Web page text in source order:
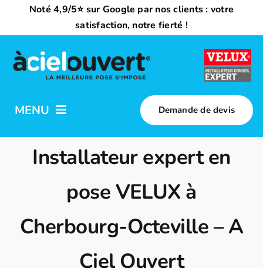
contenu
Noté 4,9/5⭐ sur Google par nos clients : votre
satisfaction, notre fierté !
MENU
Trouvez votre installateur
Demande de devis
Installateur expert en
pose VELUX à
Cherbourg-Octeville – A
Ciel Ouvert